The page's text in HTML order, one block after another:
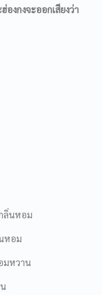
องกงจะออกเสียงว่า
ลิ่นหอม
หอม
มหวาน